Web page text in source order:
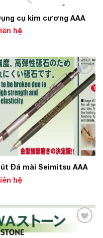
cụ kim cương AAA
hệ
Add to
Wishlist
Đá mài Seimitsu AAA
hệ